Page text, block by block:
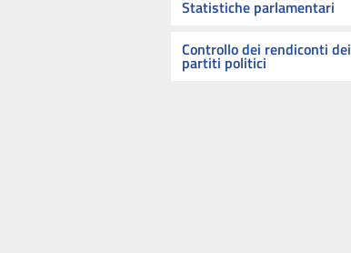
Statistiche parlamentari
Controllo dei rendiconti dei
partiti politici